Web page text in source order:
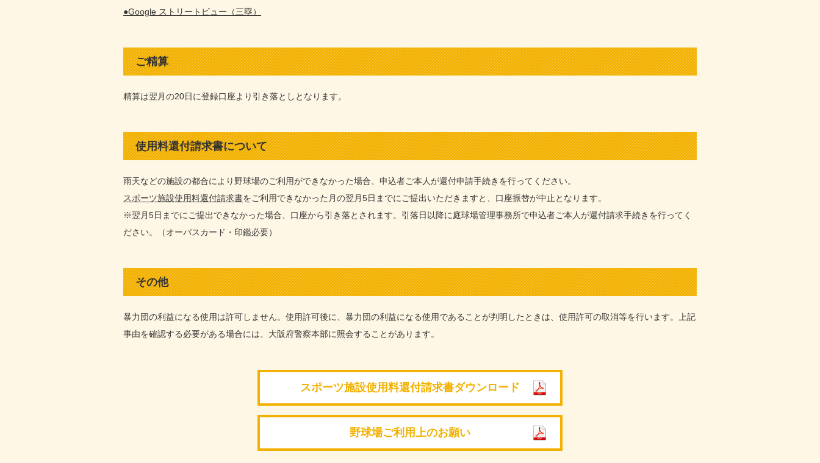
●Google ストリートビュー（三塁）
ご精算
精算は翌月の20日に登録口座より引き落としとなります。
使用料還付請求書について
雨天などの施設の都合により野球場のご利用ができなかった場合、申込者ご本人が還付申請手続きを行ってください。
スポーツ施設使用料還付請求書をご利用できなかった月の翌月5日までにご提出いただきますと、口座振替が中止となります。
※翌月5日までにご提出できなかった場合、口座から引き落とされます。引落日以降に庭球場管理事務所で申込者ご本人が還付請求手続きを行ってく
ださい。（オーパスカード・印鑑必要）
その他
暴力団の利益になる使用は許可しません。使用許可後に、暴力団の利益になる使用であることが判明したときは、使用許可の取消等を行います。上記
事由を確認する必要がある場合には、大阪府警察本部に照会することがあります。
スポーツ施設使用料還付請求書ダウンロード
野球場ご利用上のお願い